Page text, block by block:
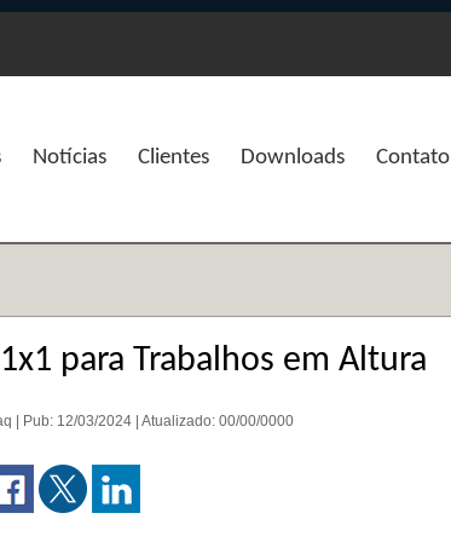
Notícias Clientes Downloads Contato
para Trabalhos em Altura
| Pub: 12/03/2024 | Atualizado: 00/00/0000